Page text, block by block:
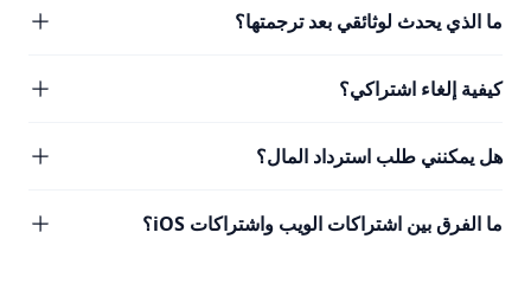
ما الذي يحدث لوثائقي بعد ترجمتها؟
كيفية إلغاء اشتراكي؟
هل يمكنني طلب استرداد المال؟
ما الفرق بين اشتراكات الويب واشتراكات iOS؟